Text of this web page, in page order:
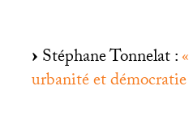
Stéphane Tonnelat :«
urbanité et démocratie